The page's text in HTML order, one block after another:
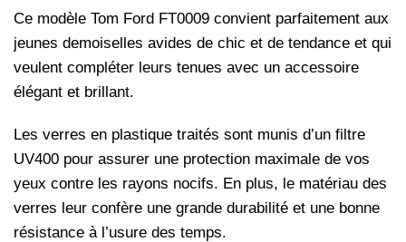
Ce modèle Tom Ford FT0009 convient parfaitement aux
jeunes demoiselles avides de chic et de tendance et qui
veulent compléter leurs tenues avec un accessoire
élégant et brillant.
Les verres en plastique traités sont munis d’un filtre
UV400 pour assurer une protection maximale de vos
yeux contre les rayons nocifs. En plus, le matériau des
verres leur confère une grande durabilité et une bonne
résistance à l’usure des temps.